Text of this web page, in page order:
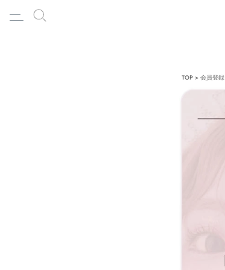
TOP 会員登録